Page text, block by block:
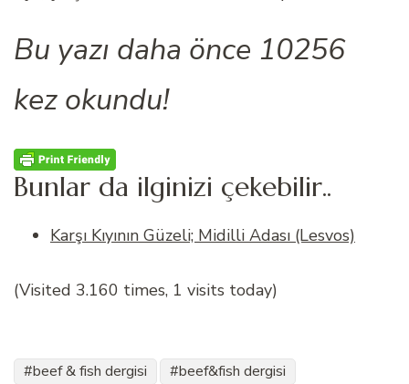
Bu yazı daha önce 10256
kez okundu!
Bunlar da ilginizi çekebilir..
Karşı Kıyının Güzeli; Midilli Adası (Lesvos)
(Visited 3.160 times, 1 visits today)
beef & fish dergisi
beef&fish dergisi